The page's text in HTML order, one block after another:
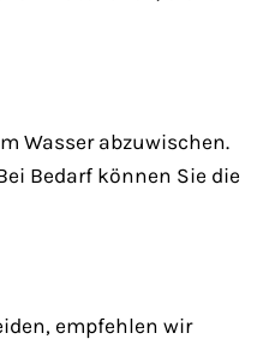
Wasser abzuwischen.
Bedarf können Sie die
empfehlen wir